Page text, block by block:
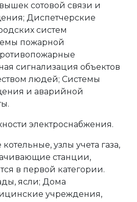
сотовой связи и
Диспетчерские
систем
пожарной
сигнализация объектов
людей; Системы
и аварийной
электроснабжения.
узлы учета газа,
станции,
в первой категории.
ясли; Дома
учреждения,